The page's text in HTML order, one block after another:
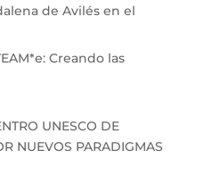
de Avilés en el
Creando las
UNESCO DE
NUEVOS PARADIGMAS